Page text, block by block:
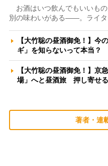
お酒はいつ飲んでもいいも
別の味わいがある――。ライ
【大竹聡の昼酒御免！】今
ギ」を知らないって本当
【大竹聡の昼酒御免！】京
場」へと昼酒旅 押し寄せ
著者・連